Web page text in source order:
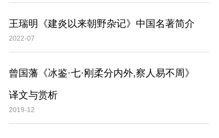
王瑞明《建炎以来朝野杂记》中国名著简介
2022-07
曾国藩《冰鉴·七·刚柔分内外,察人易不周》
译文与赏析
2019-12